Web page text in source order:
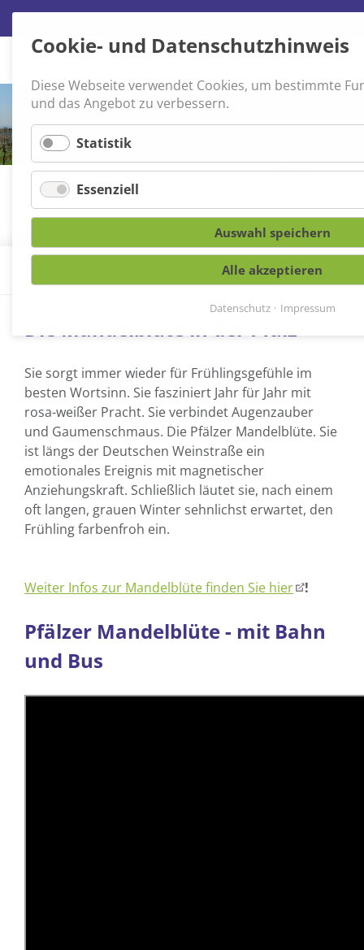
überspringen
Mandelblüte
Die Mandelblüte in der Pfalz
Sie sorgt immer wieder für Frühlingsgefühle im
besten Wortsinn. Sie fasziniert Jahr für Jahr mit
rosa-weißer Pracht. Sie verbindet Augenzauber
und Gaumenschmaus. Die Pfälzer Mandelblüte. Sie
ist längs der Deutschen Weinstraße ein
emotionales Ereignis mit magnetischer
Anziehungskraft. Schließlich läutet sie, nach einem
oft langen, grauen Winter sehnlichst erwartet, den
Frühling farbenfroh ein.
Weiter Infos zur Mandelblüte finden Sie hier !
Pfälzer Mandelblüte - mit Bahn
und Bus
Cookie- und Datenschutzhinweis
Diese Webseite verwendet Cookies, um bestimmte
und das Angebot zu verbessern.
Statistik
Essenziell
Auswahl speichern
Alle akzeptieren
Datenschutz Impressum